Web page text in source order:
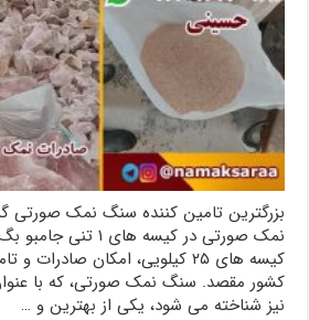
بزرگترین تامین کننده سنگ نمک صورتی
نمک صورتی در کیسه
کیسه های ۲۵ کیلویی، امکان
کشور مقصد. سنگ نمک صورتی، که با
نیز شناخته می شود، یکی از بهترین و …